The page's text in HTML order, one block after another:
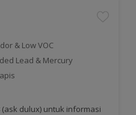
& Low VOC
Lead & Mercury
(ask dulux) untuk informasi